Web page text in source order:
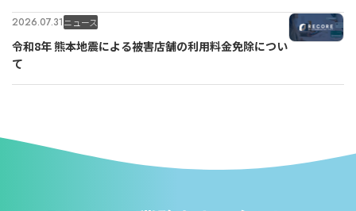
2026.07.31ニュース
令和8年 熊本地震による被害店舗の利用料金免除につい
て
forReuse
資料ダウンロードの一覧へ
forReuse
お問い合わせフォームへ